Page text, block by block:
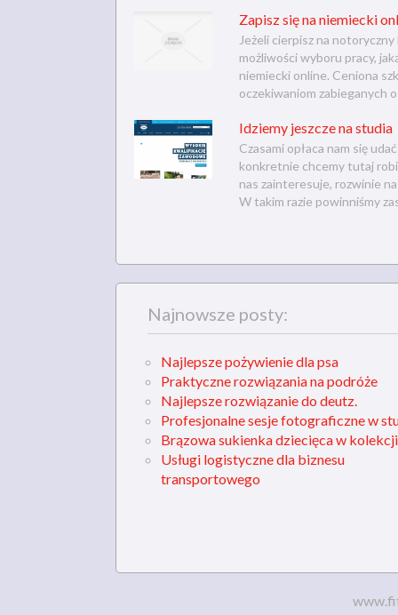
Zapisz się na niemiecki
Jeżeli cierpisz na
możliwości wyboru pracy,
niemiecki online. Ceniona
oczekiwaniom zabieganych
Idziemy jeszcze na studia
Czasami opłaca nam się
konkretnie chcemy tutaj
nas zainteresuje, rozwinie
W takim razie powinniśmy
Najnowsze posty:
Najlepsze pożywienie dla psa
Praktyczne rozwiązania na podróże
Najlepsze rozwiązanie do deutz.
Profesjonalne sesje fotograficzne w
Brązowa sukienka dziecięca w
Usługi logistyczne dla biznesu
transportowego